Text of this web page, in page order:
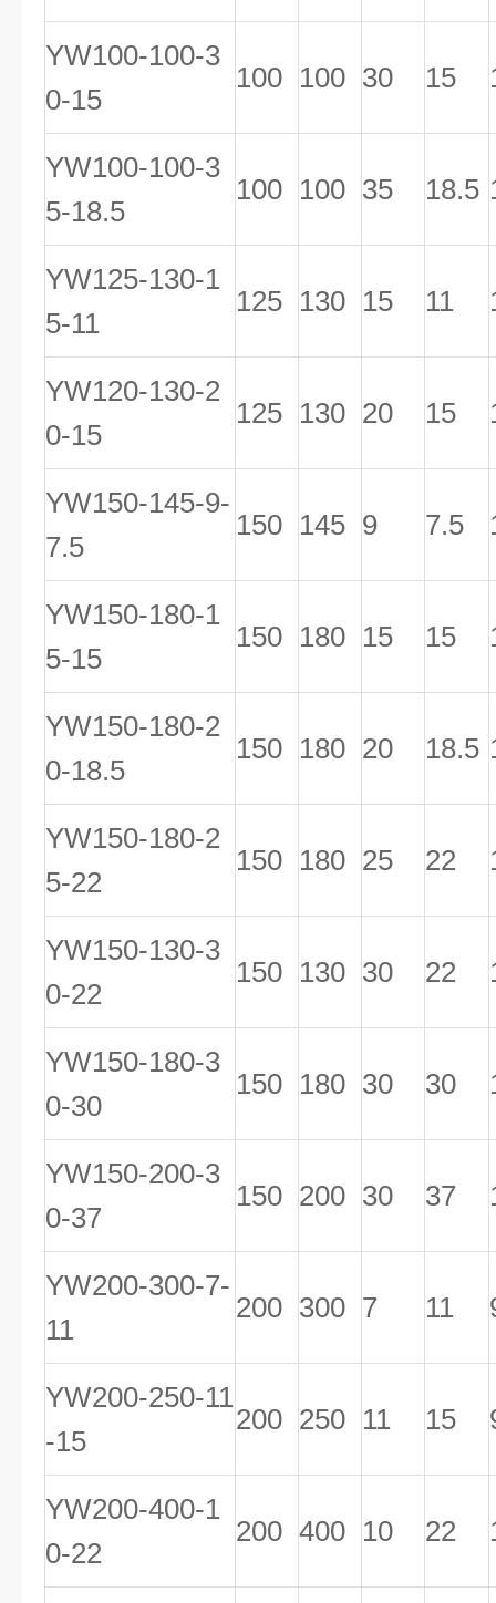
YW100-100-3
0-15
100 100 30 15
YW100-100-3
5-18.5
100 100 35 18.5
YW125-130-1
5-11
125 130 15 11
YW120-130-2
0-15
125 130 20 15
YW150-145-9-
7.5
150 145 9 7.5
YW150-180-1
5-15
150 180 15 15
YW150-180-2
0-18.5
150 180 20 18.5
YW150-180-2
5-22
150 180 25 22
YW150-130-3
0-22
150 130 30 22
YW150-180-3
0-30
150 180 30 30
YW150-200-3
0-37
150 200 30 37
YW200-300-7-
11
200 300 7 11
YW200-250-11
-15
200 250 11 15
YW200-400-1
0-22
200 400 10 22